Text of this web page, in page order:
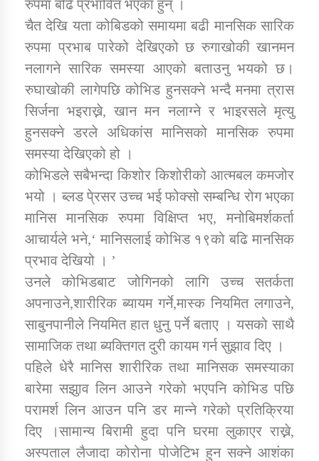
कर्णाली प्रविधि शिक्षालय जुम्लाको सुचना
सामाजिक बिकास कार्यालय जुम्लाकाे सुचना
कार्यक्रम कार्यान्वयन एकाई जुम्लाको सुचना
कर्णाली प्राविधि शिक्षालय जुम्लाको सुचना
रुपमा बढि प्रभावित भएका हुन् ।
चैत देखि यता कोबिडको समायमा बढी मानसिक सारिक
रुपमा प्रभाब पारेको देखिएको छ रुगाखोकी खानमन
नलागने सारिक समस्या आएको बताउनु भयको छ।
रुघाखोकी लागेपछि कोभिड हुनसक्ने भन्दै मनमा त्रास
सिर्जना भइराख्ने, खान मन नलाग्ने र भाइरसले मृत्यु
हुनसक्ने डरले अधिकांस मानिसको मानसिक रुपमा
समस्या देखिएको हो ।
कोभिडले सबैभन्दा किशोर किशोरीको आत्मबल कमजोर
भयो । ब्लड पे्रसर उच्च भई फोक्सो सम्बन्धि रोग भएका
मानिस मानसिक रुपमा विक्षिप्त भए, मनोबिमर्शकर्ता
आचार्यले भने,‘ मानिसलाई कोभिड १९को बढि मानसिक
प्रभाव देखियो । ’
उनले कोभिडबाट जोगिनको लागि उच्च सतर्कता
अपनाउने,शारीरिक ब्यायम गर्ने,मास्क नियमित लगाउने,
साबुनपानीले नियमित हात धुनु पर्ने बताए । यसको साथै
सामाजिक तथा ब्यक्तिगत दुरी कायम गर्न सुझाव दिए ।
पहिले धेरै मानिस शारीरिक तथा मानिसक समस्याका
बारेमा सझुाव लिन आउने गरेको भएपनि कोभिड पछि
परामर्श लिन आउन पनि डर मान्ने गरेको प्रतिक्रिया
दिए ।सामान्य बिरामी हुदा पनि घरमा लुकाएर राख्ने,
अस्पताल लैजादा कोरोना पोजेटिभ हुन सक्ने आशंका